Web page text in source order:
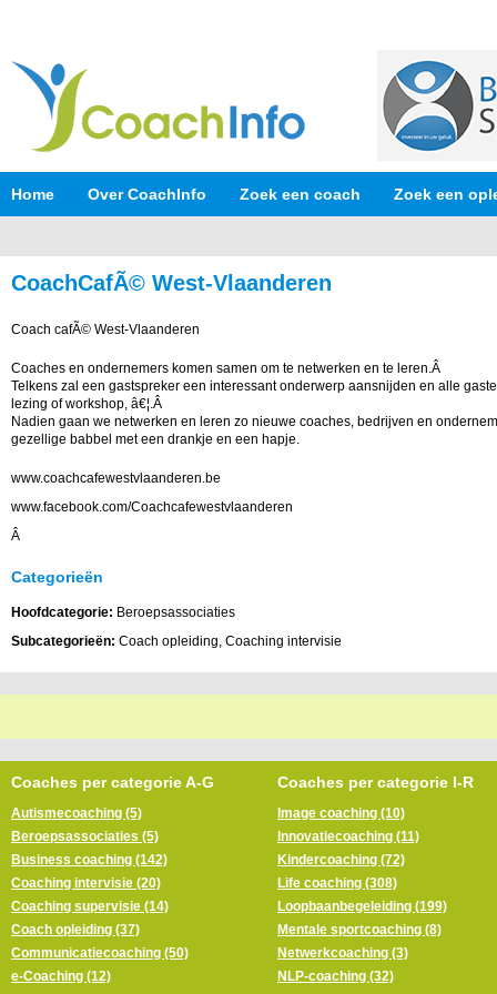
Home Over CoachInfo Zoek een coach Zoek een
CoachCafÃ© West-Vlaanderen
Coach cafÃ© West-Vlaanderen
Coaches en ondernemers komen samen om te netwerken en te leren.Â
Telkens zal een gastspreker een interessant onderwerp aansnijden en alle
lezing of workshop, â€¦.Â
Nadien gaan we netwerken en leren zo nieuwe coaches, bedrijven en
gezellige babbel met een drankje en een hapje.
www.coachcafewestvlaanderen.be
www.facebook.com/Coachcafewestvlaanderen
Â
Categorieën
Hoofdcategorie: Beroepsassociaties
Subcategorieën: Coach opleiding, Coaching intervisie
Coaches per categorie A-G
Autismecoaching (5)
Beroepsassociaties (5)
Business coaching (142)
Coaching intervisie (20)
Coaching supervisie (14)
Coach opleiding (37)
Communicatiecoaching (50)
e-Coaching (12)
Coaches per categorie I-R
Image coaching (10)
Innovatiecoaching (11)
Kindercoaching (72)
Life coaching (308)
Loopbaanbegeleiding (199)
Mentale sportcoaching (8)
Netwerkcoaching (3)
NLP-coaching (32)